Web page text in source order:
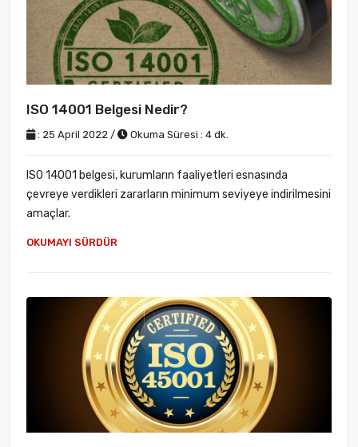
ISO 14001 Belgesi Nedir?
: 25 April 2022 / Okuma Süresi : 4 dk.
ISO 14001 belgesi, kurumların faaliyetleri esnasında
çevreye verdikleri zararların minimum seviyeye indirilmesini
amaçlar.
OKUMAYI SÜRDÜR